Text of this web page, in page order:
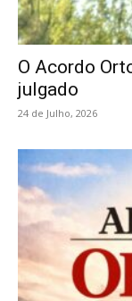
O Acordo
julgado
24 de Julho, 2026